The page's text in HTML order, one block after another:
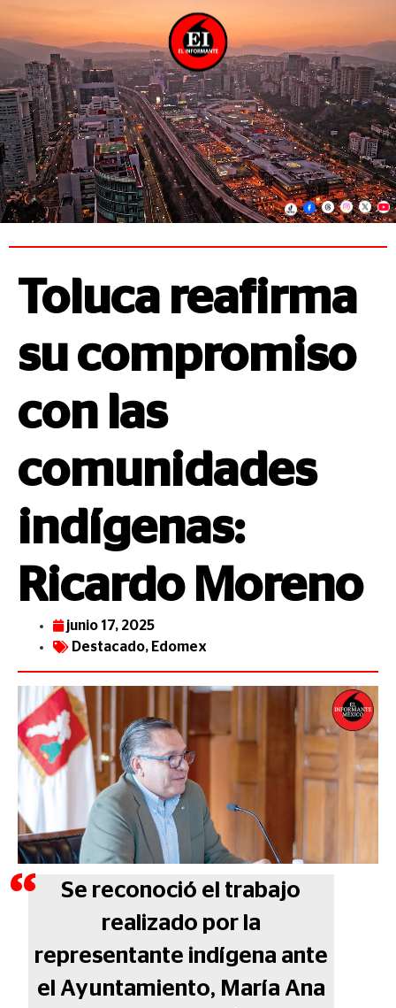
Toluca reafirma
su compromiso
con las
comunidades
indígenas:
Ricardo Moreno
junio 17, 2025
Destacado, Edomex
Se reconoció el trabajo
realizado por la
representante indígena ante
el Ayuntamiento, María Ana